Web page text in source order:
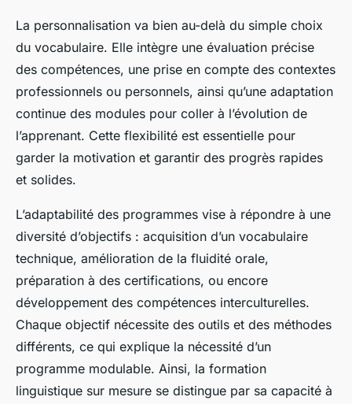
La personnalisation va bien au-delà du simple choix
du vocabulaire. Elle intègre une évaluation précise
des compétences, une prise en compte des contextes
professionnels ou personnels, ainsi qu’une adaptation
continue des modules pour coller à l’évolution de
l’apprenant. Cette flexibilité est essentielle pour
garder la motivation et garantir des progrès rapides
et solides.
L’adaptabilité des programmes vise à répondre à une
diversité d’objectifs : acquisition d’un vocabulaire
technique, amélioration de la fluidité orale,
préparation à des certifications, ou encore
développement des compétences interculturelles.
Chaque objectif nécessite des outils et des méthodes
différents, ce qui explique la nécessité d’un
programme modulable. Ainsi, la formation
linguistique sur mesure se distingue par sa capacité à